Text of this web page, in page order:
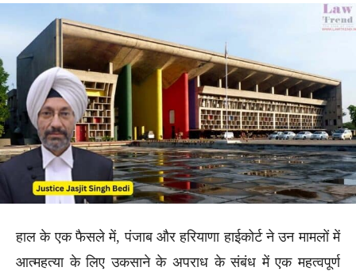
हाल के एक फैसले में, पंजाब और हरियाणा हाईकोर्ट ने उन मामलों में
आत्महत्या के लिए उकसाने के अपराध के संबंध में एक महत्वपूर्ण